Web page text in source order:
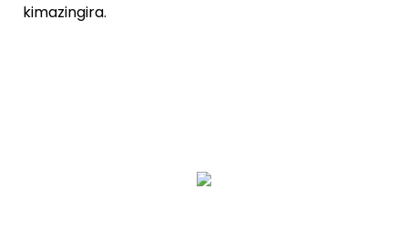
kimazingira.